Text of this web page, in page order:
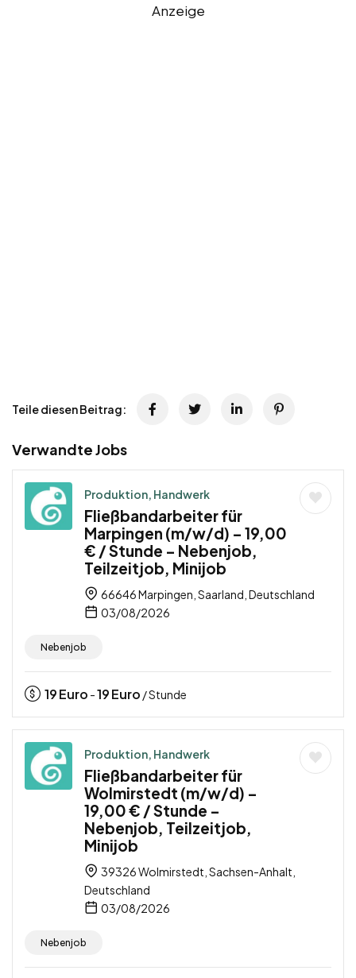
Anzeige
Teile diesen Beitrag:
Verwandte Jobs
Produktion, Handwerk
Fließbandarbeiter für
Marpingen (m/w/d) – 19,00
€ / Stunde – Nebenjob,
Teilzeitjob, Minijob
66646 Marpingen, Saarland, Deutschland
03/08/2026
Nebenjob
19Euro -19Euro / Stunde
Produktion, Handwerk
Fließbandarbeiter für
Wolmirstedt (m/w/d) –
19,00 € / Stunde –
Nebenjob, Teilzeitjob,
Minijob
39326 Wolmirstedt, Sachsen-Anhalt,
Deutschland
03/08/2026
Nebenjob